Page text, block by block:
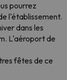
pourrez
l'établissement.
dans les
L'aéroport de
fêtes de ce